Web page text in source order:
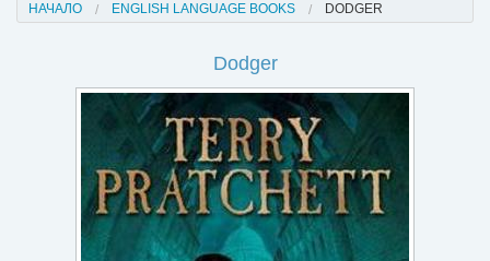
Електронни книги
Е-списания
Подаръци
НАЧАЛО ENGLISH LANGUAGE BOOKS DODGER
Dodger